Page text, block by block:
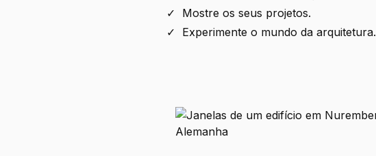
Mostre os seus projetos.
Experimente o mundo da arquitetura.